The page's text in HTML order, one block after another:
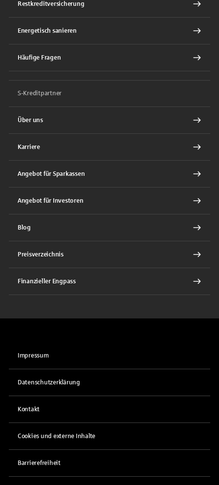
Restkreditversicherung
Energetisch sanieren
Häufige Fragen
S-Kreditpartner
Über uns
Karriere
Angebot für Sparkassen
Angebot für Investoren
Blog
Preisverzeichnis
Finanzieller Engpass
Impressum
Datenschutzerklärung
Kontakt
Cookies und externe Inhalte
Barrierefreiheit